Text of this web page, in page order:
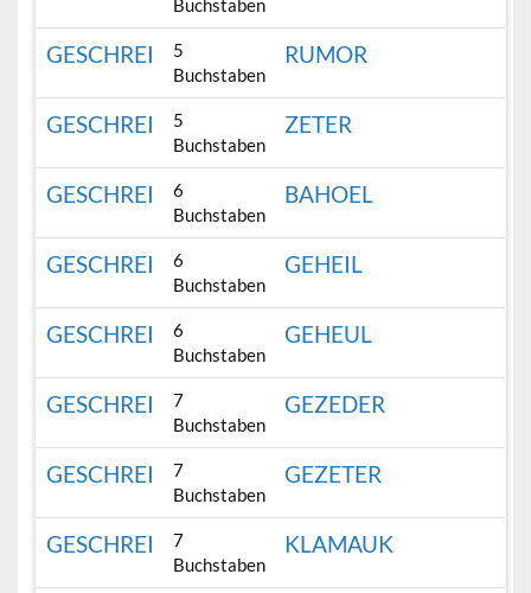
Buchstaben
GESCHREI
5
Buchstaben
RUMOR
GESCHREI
5
Buchstaben
ZETER
GESCHREI
6
Buchstaben
BAHOEL
GESCHREI
6
Buchstaben
GEHEIL
GESCHREI
6
Buchstaben
GEHEUL
GESCHREI
7
Buchstaben
GEZEDER
GESCHREI
7
Buchstaben
GEZETER
GESCHREI
7
Buchstaben
KLAMAUK